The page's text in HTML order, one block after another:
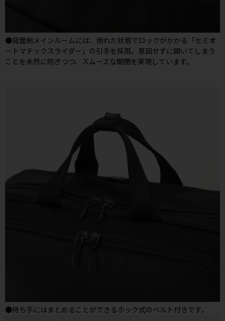
●背面側メインルームには、倒れた状態でロックがかかる「セミオ
ートマチックスライダー」の引手を採用。意図せずに開いてしまう
ことを未然に防ぎつつ、スムーズな開閉を実現しています。
●持ち手にはまとめることができるホック式のベルト付きです。